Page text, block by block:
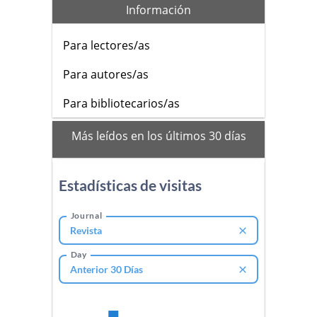
Información
Para lectores/as
Para autores/as
Para bibliotecarios/as
mas_vistos
Más leídos en los últimos 30 días